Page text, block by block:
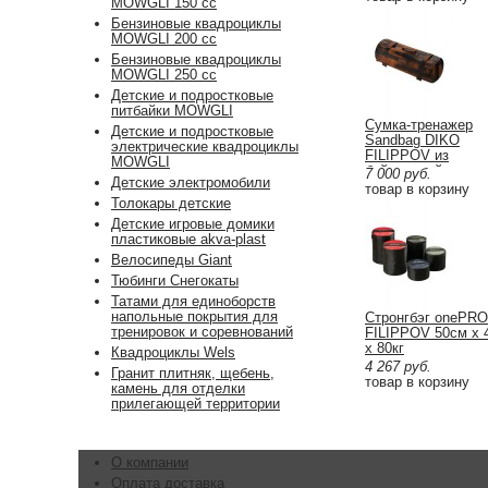
Сумка-тренажер
Sandbag DIKO
FILIPPOV из
буйволиной кожи
70см/25см/25см
7 000 руб.
товар в корзину
Стронгбэг onePRO
FILIPPOV 50см х
х 80кг
4 267 руб.
товар в корзину
Бензиновые квадроциклы
MOWGLI 200 cc
Бензиновые квадроциклы
MOWGLI 250 cc
Детские и подростковые
питбайки MOWGLI
Детские и подростковые
электрические квадроциклы
MOWGLI
Детские электромобили
Толокары детские
Детские игровые домики
пластиковые akva-plast
Велосипеды Giant
Тюбинги Снегокаты
Татами для единоборств
напольные покрытия для
тренировок и соревнований
Квадроциклы Wels
Гранит плитняк, щебень,
камень для отделки
прилегающей территории
О компании
Оплата доставка